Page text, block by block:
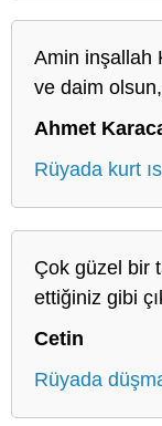
Amin inşallah
ve daim
Ahmet
Rüyada kurt
Çok güzel bir
ettiğiniz gibi
Cetin
Rüyada